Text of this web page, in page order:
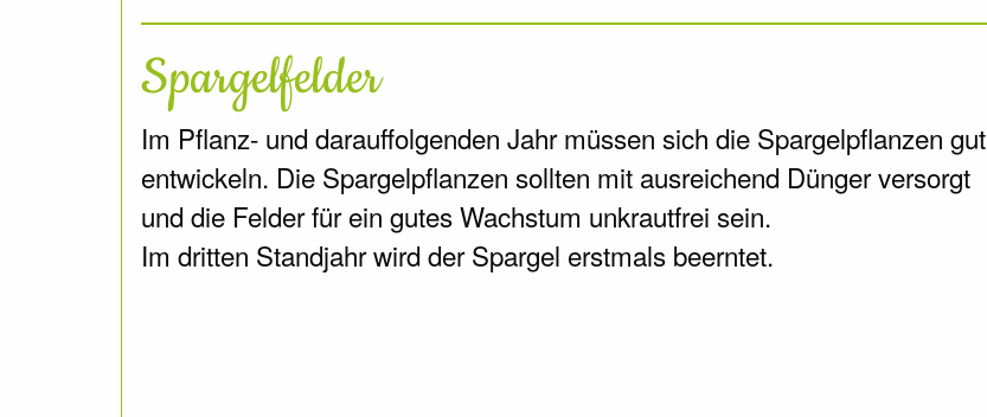
Spargelfelder
Im Pflanz- und darauffolgenden Jahr müssen sich die Spargelpflanzen gut
entwickeln. Die Spargelpflanzen sollten mit ausreichend Dünger versorgt
und die Felder für ein gutes Wachstum unkrautfrei sein.
Im dritten Standjahr wird der Spargel erstmals beerntet.